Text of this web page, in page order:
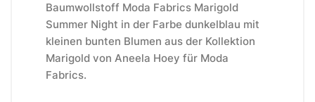
Baumwollstoff Moda Fabrics Marigold
Summer Night in der Farbe dunkelblau mit
kleinen bunten Blumen aus der Kollektion
Marigold von Aneela Hoey für Moda
Fabrics.